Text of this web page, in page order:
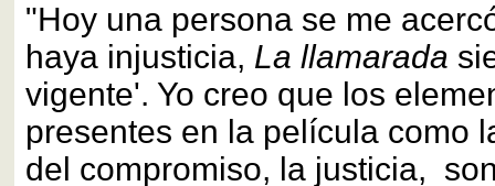
"Hoy una persona se me
haya injusticia, La llamarada
vigente'. Yo creo que los
presentes en la película como
del compromiso, la justicia,